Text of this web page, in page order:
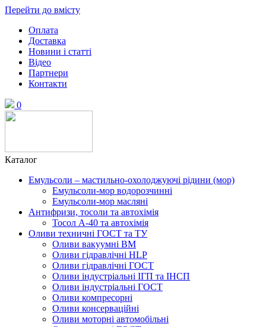
Перейти до вмісту
Оплата
Доставка
Новини і статті
Відео
Партнери
Контакти
0
Каталог
Емульсоли – мастильно-охолоджуючі рідини (мор)
Емульсоли-мор водорозчинні
Емульсоли-мор масляні
Антифризи, тосоли та автохімія
Тосол А-40 та автохімія
Оливи техничні ГОСТ та ТУ
Оливи вакуумні ВМ
Оливи гідравлічні HLP
Оливи гідравлічні ГОСТ
Оливи індустріальні ІГП та ІНСП
Оливи індустріальні ГОСТ
Оливи компресорні
Оливи консерваційні
Оливи моторні автомобільні